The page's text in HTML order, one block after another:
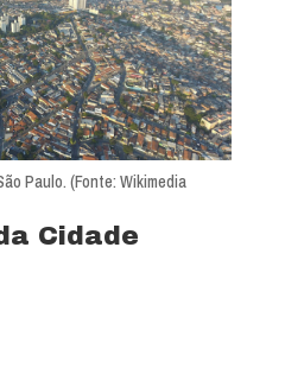
Paulo. (Fonte: Wikimedia
Cidade